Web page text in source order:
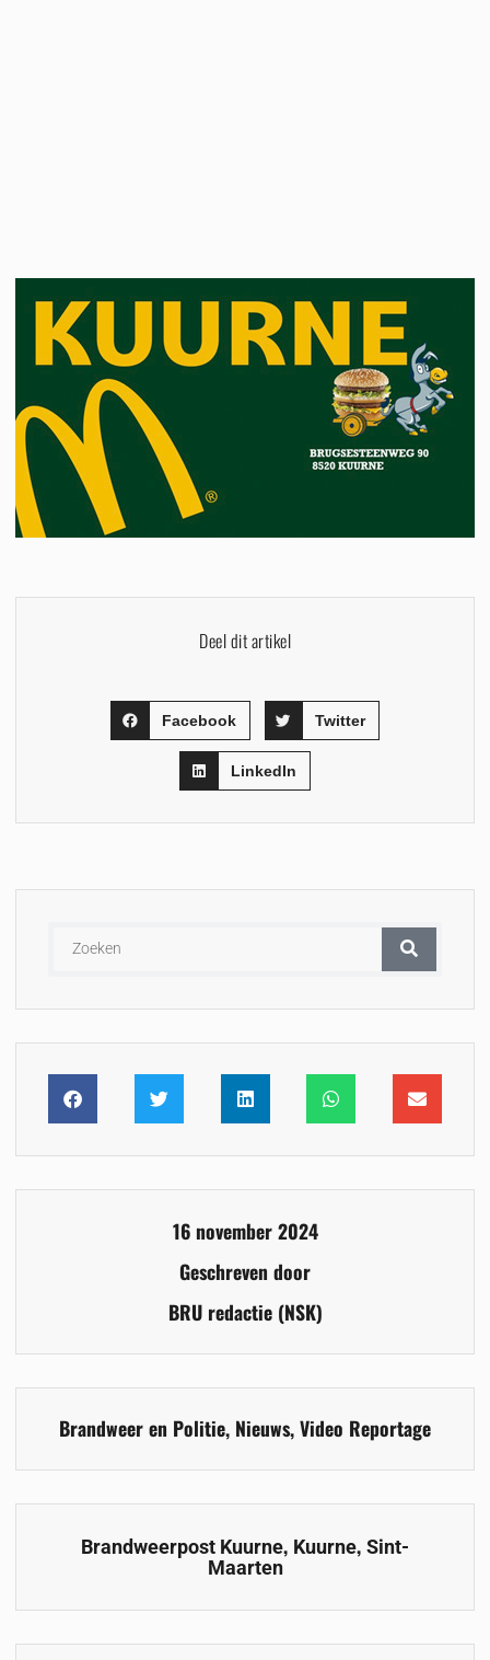
Deel dit artikel
Facebook Twitter
LinkedIn
16 november 2024
Geschreven door
BRU redactie (NSK)
Brandweer en Politie, Nieuws,Video Reportage
Brandweerpost Kuurne, Kuurne, Sint-
Maarten